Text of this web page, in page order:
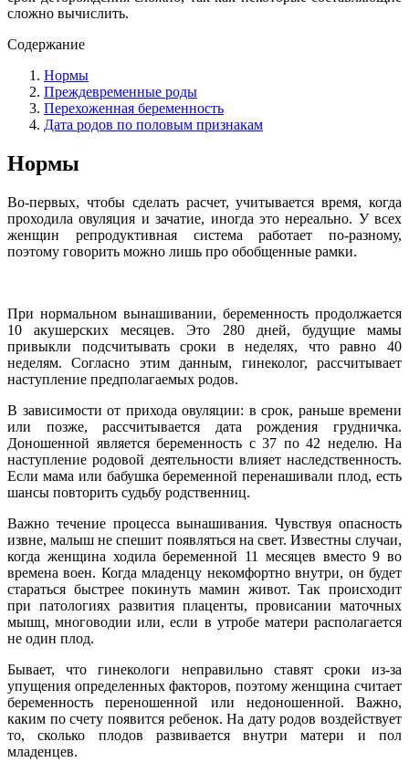
сложно вычислить.
Содержание
Нормы
Преждевременные роды
Перехоженная беременность
Дата родов по половым признакам
Нормы
Во-первых, чтобы сделать расчет, учитывается время, когда
проходила овуляция и зачатие, иногда это нереально. У всех
женщин репродуктивная система работает по-разному,
поэтому говорить можно лишь про обобщенные рамки.
При нормальном вынашивании, беременность продолжается
10 акушерских месяцев. Это 280 дней, будущие мамы
привыкли подсчитывать сроки в неделях, что равно 40
неделям. Согласно этим данным, гинеколог, рассчитывает
наступление предполагаемых родов.
В зависимости от прихода овуляции: в срок, раньше времени
или позже, рассчитывается дата рождения грудничка.
Доношенной является беременность с 37 по 42 неделю. На
наступление родовой деятельности влияет наследственность.
Если мама или бабушка беременной перенашивали плод, есть
шансы повторить судьбу родственниц.
Важно течение процесса вынашивания. Чувствуя опасность
извне, малыш не спешит появляться на свет. Известны случаи,
когда женщина ходила беременной 11 месяцев вместо 9 во
времена воен. Когда младенцу некомфортно внутри, он будет
стараться быстрее покинуть мамин живот. Так происходит
при патологиях развития плаценты, провисании маточных
мышц, многоводии или, если в утробе матери располагается
не один плод.
Бывает, что гинекологи неправильно ставят сроки из-за
упущения определенных факторов, поэтому женщина считает
беременность переношенной или недоношенной. Важно,
каким по счету появится ребенок. На дату родов воздействует
то, сколько плодов развивается внутри матери и пол
младенцев.